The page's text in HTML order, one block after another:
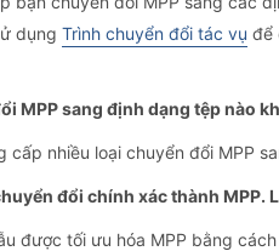
dụng Trình chuyển đổi tác vụ để
MPP sang định dạng tệp nào
cấp nhiều loại chuyển đổi MPP
đổi chính xác thành MPP.
được tối ưu hóa MPP bằng